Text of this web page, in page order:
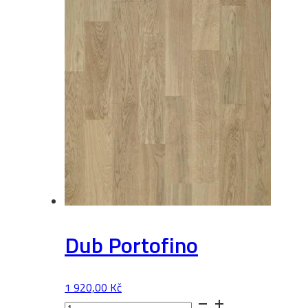
Dub Portofino
1 920,00 Kč
Dub